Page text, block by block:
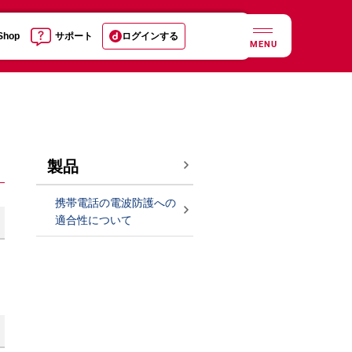
サポート ログインする
MENU
製品
携帯電話の電波防護への
適合性について